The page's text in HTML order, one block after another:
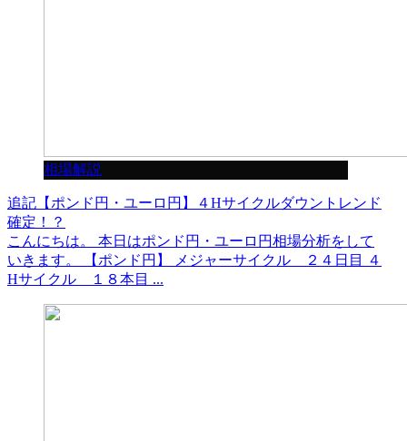
相場解説
追記【ポンド円・ユーロ円】４Hサイクルダウントレンド
確定！？
こんにちは。 本日はポンド円・ユーロ円相場分析をして
いきます。 【ポンド円】 メジャーサイクル ２４日目 ４
Hサイクル １８本目 ...